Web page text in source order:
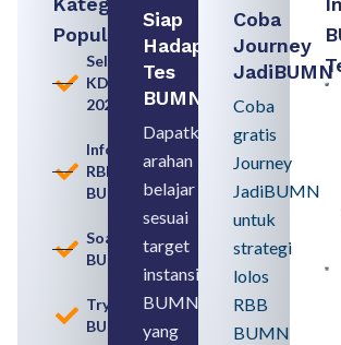
Populer
Seleksi
KDKMP
2026
Informasi
RBB
BUMN
Soal
BUMN
Tryout
BUMN
Siap
Hadapi
Tes
BUMN
Dapatkan
arahan
belajar
sesuai
target
instansi
BUMN
yang
Coba
Journey
JadiBUMN
Coba
gratis
Journey
JadiBUMN
untuk
strategi
lolos
RBB
BUMN